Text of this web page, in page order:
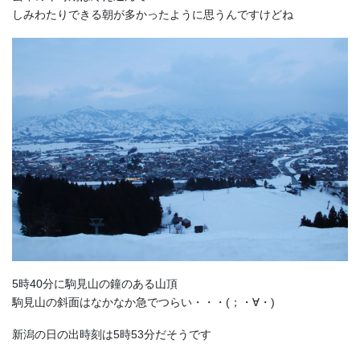
しみわたりできる朝が多かったように思うんですけどね
5時40分に駒見山の鐘のある山頂
駒見山の斜面はなかなか急でつらい・・・(；・∀・)
新潟の日の出時刻は5時53分だそうです